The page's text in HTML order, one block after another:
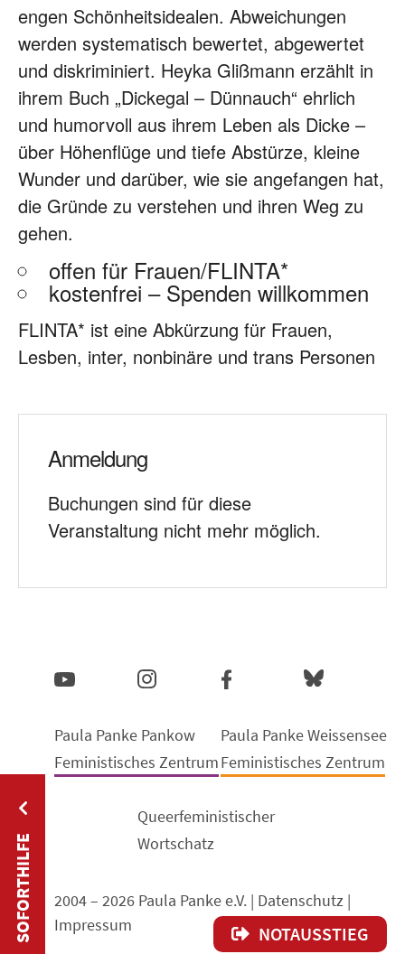
NOTAUSSTIEG
engen Schönheitsidealen. Abweichungen
werden systematisch bewertet, abgewertet
und diskriminiert. Heyka Glißmann erzählt in
ihrem Buch „Dickegal – Dünnauch“ ehrlich
und humorvoll aus ihrem Leben als Dicke –
über Höhenflüge und tiefe Abstürze, kleine
Wunder und darüber, wie sie angefangen hat,
die Gründe zu verstehen und ihren Weg zu
gehen.
offen für Frauen/FLINTA*
kostenfrei – Spenden willkommen
FLINTA* ist eine Abkürzung für Frauen,
Lesben, inter, nonbinäre und trans Personen
Anmeldung
Buchungen sind für diese
Veranstaltung nicht mehr möglich.
2004 – 2026 Paula Panke e.V. | Datenschutz |
Impressum
Paula Panke Pankow
Feministisches Zentrum
Paula Panke Weissensee
Feministisches Zentrum
Queerfeministischer
Wortschatz
SOFORTHILFE